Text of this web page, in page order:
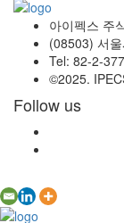
아이펙스 주
(08503) 서
Tel: 82-2-
©2025.
Follow us